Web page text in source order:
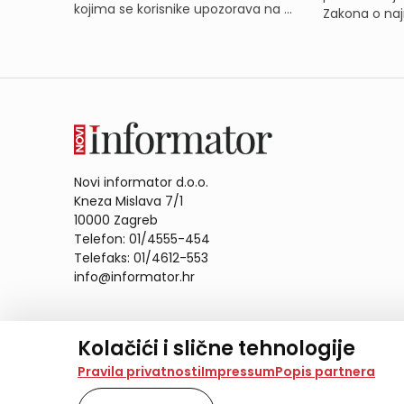
Kolačići i slične tehnologije
Na našoj web stranici koristimo kolačiće i slične
analiziramo promet na stranici te prikazujemo
Pravila privatnostiImpressumPopis partnera
kojima se korisnike upozorava na ...
Zakona o
Novi informator d.o.o.
Kneza Mislava 7/1
10000 Zagreb
Telefon: 01/4555-454
Telefaks: 01/4612-553
info@informator.hr